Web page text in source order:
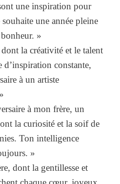
une inspiration pour
une année pleine
»
la créativité et le talent
d’inspiration constante,
à un artiste
à mon frère, un
la curiosité et la soif de
Ton intelligence
»
dont la gentillesse et